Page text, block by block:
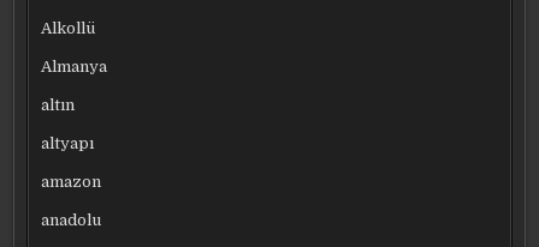
Alkollü
Almanya
altın
altyapı
amazon
anadolu